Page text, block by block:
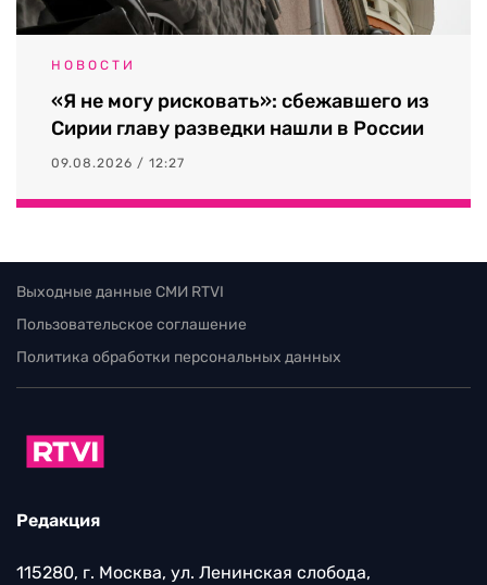
НОВОСТИ
«Я не могу рисковать»: сбежавшего из
Сирии главу разведки нашли в России
09.08.2026 / 12:27
Выходные данные СМИ RTVI
Пользовательское соглашение
Политика обработки персональных данных
Редакция
115280, г. Москва, ул. Ленинская слобода,